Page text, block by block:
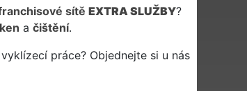
sítě EXTRA SLUŽBY?
a čištění.
práce? Objednejte si u nás